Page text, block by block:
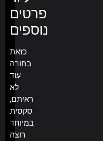
פרטים
נוספים
כזאת
בחורה
עוד
לא
ראיתם,
סקסית
במיוחד
רוצה